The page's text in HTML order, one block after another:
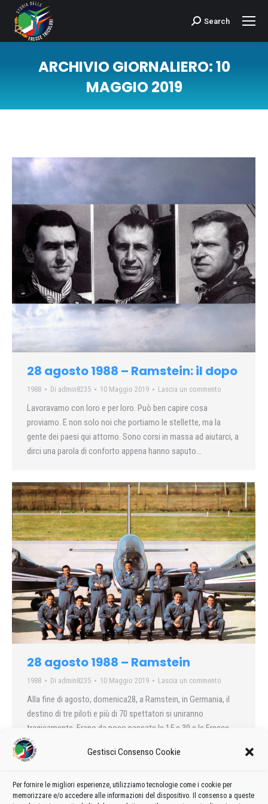
Gestisci Consenso Cookie
Per fornire le migliori esperienze, utilizziamo tecnologie come i cookie per
memorizzare e/o accedere alle informazioni del dispositivo. Il consenso a queste
Cerca:Search
ARCHIVIO GIORNALIERO:10
MAGGIO 2019
28 agosto 1988 – Ramstein: il dopo
1988 Di admin8235 10 Maggio 2019 Lascia un commento
Lavoravamo con loro e per loro. Può ben capire cosa
proviamo. E non solo noi che portiamo le stellette, ma la
gente dei paesi qui attorno. Sono corsi in massa ad aiutarci, a
dirci una parola di conforto appena hanno saputo…
28 agosto 1988 – Ramstein
1988 Di admin8235 10 Maggio 2019 Lascia un commento
Alla fine di agosto, domenica28, a Ramstein, in Germania, il
destino di tre piloti e più di 70 spettatori si uniranno
tragicamente..Erano da poco passate le 15 e 30 e le Frecce
stavano volando in chiusura di manifestazione, un onore che i
tedeschi ci riservavano sempre…